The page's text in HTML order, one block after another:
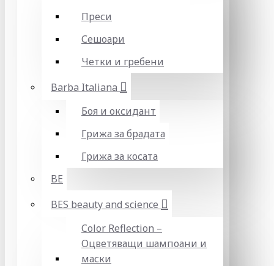
Преси
Сешоари
Четки и гребени
Barba Italiana
Боя и оксидант
Грижа за брадата
Грижа за косата
BE
BES beauty and science
Color Reflection –
Оцветяващи шампоани и
маски